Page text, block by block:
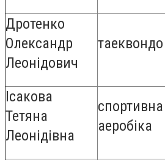
Дротенко
Олександр
Леонідович
таеквондо
Ісакова
Тетяна
Леонідівна
спортивна
аеробіка